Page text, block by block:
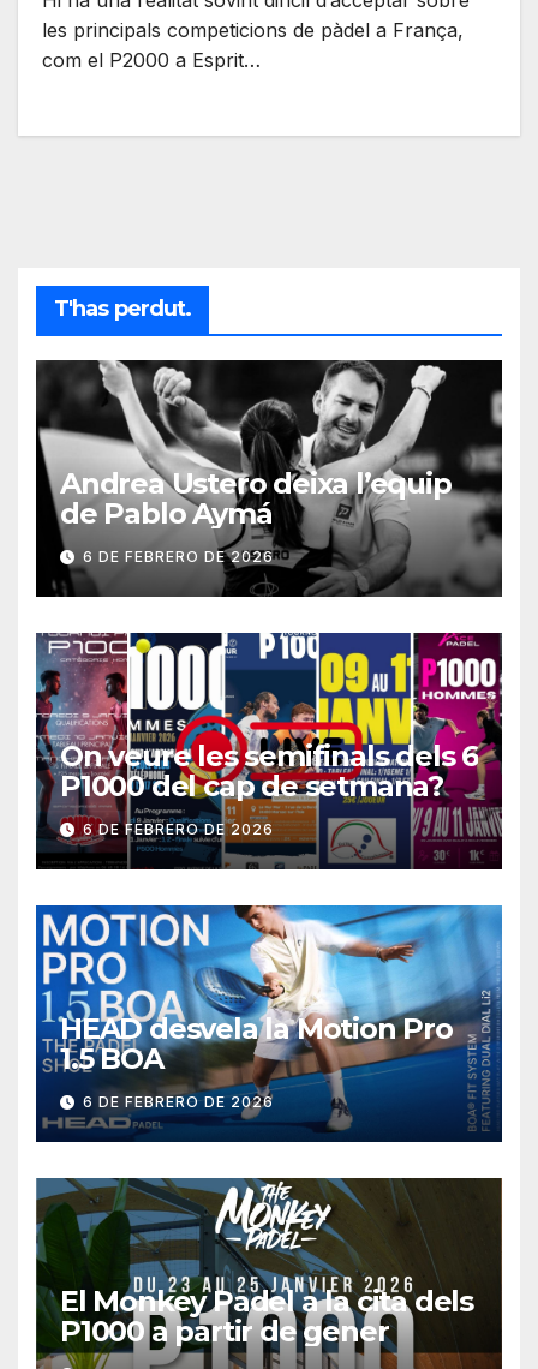
les principals competicions de pàdel a França,
com el P2000 a Esprit…
T'has perdut.
Andrea Ustero deixa l’equip
de Pablo Aymá
6 DE FEBRERO DE 2026
On veure les semifinals dels 6
P1000 del cap de setmana?
6 DE FEBRERO DE 2026
HEAD desvela la Motion Pro
1.5 BOA
6 DE FEBRERO DE 2026
El Monkey Padel a la cita dels
P1000 a partir de gener